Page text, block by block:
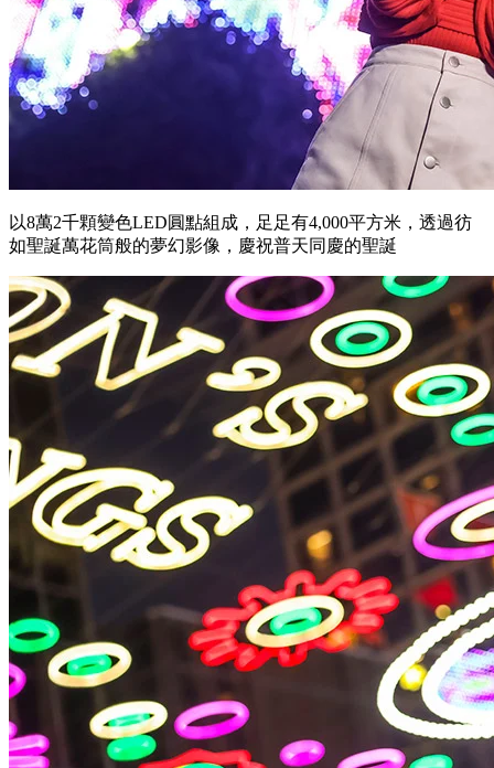
以8萬2千顆變色LED圓點組成，足足有4,000平方米，透過彷
如聖誕萬花筒般的夢幻影像，慶祝普天同慶的聖誕